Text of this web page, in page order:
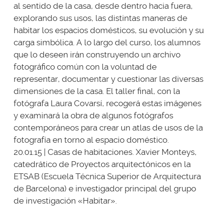
al sentido de la casa, desde dentro hacia fuera,
explorando sus usos, las distintas maneras de
habitar los espacios domésticos, su evolución y su
carga simbólica. A lo largo del curso, los alumnos
que lo deseen irán construyendo un archivo
fotográfico común con la voluntad de
representar, documentar y cuestionar las diversas
dimensiones de la casa. El taller final, con la
fotógrafa Laura Covarsí, recogerá estas imágenes
y examinará la obra de algunos fotógrafos
contemporáneos para crear un atlas de usos de la
fotografía en torno al espacio doméstico.
20.01.15 | Casas de habitaciones. Xavier Monteys,
catedrático de Proyectos arquitectónicos en la
ETSAB (Escuela Técnica Superior de Arquitectura
de Barcelona) e investigador principal del grupo
de investigación «Habitar».